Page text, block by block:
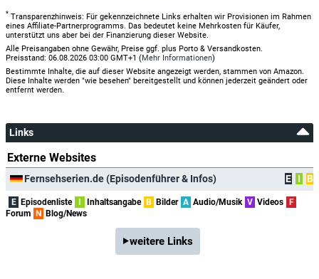
* Transparenzhinweis: Für gekennzeichnete Links erhalten wir Provisionen im Rahmen
eines Affiliate-Partnerprogramms. Das bedeutet keine Mehrkosten für Käufer,
unterstützt uns aber bei der Finanzierung dieser Website.
Alle Preisangaben ohne Gewähr, Preise ggf. plus Porto & Versandkosten.
Preisstand: 06.08.2026 03:00 GMT+1 (Mehr Informationen)
Bestimmte Inhalte, die auf dieser Website angezeigt werden, stammen von Amazon.
Diese Inhalte werden "wie besehen" bereitgestellt und können jederzeit geändert oder
entfernt werden.
Links
Externe Websites
Fernsehserien.de (Episodenführer & Infos) E I B
E Episodenliste I Inhaltsangabe B Bilder A Audio/Musik V Videos F
Forum N Blog/News
weitere Links